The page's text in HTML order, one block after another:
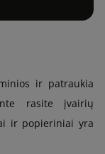
ir patraukia
rasite įvairių
ir popieriniai yra